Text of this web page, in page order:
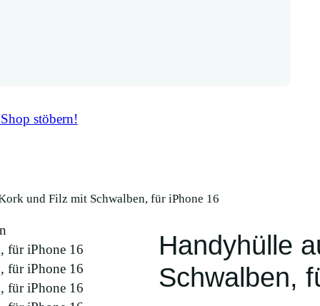
stöbern!
und Filz mit Schwalben, für iPhone 16
Handyhülle
Schwalben,